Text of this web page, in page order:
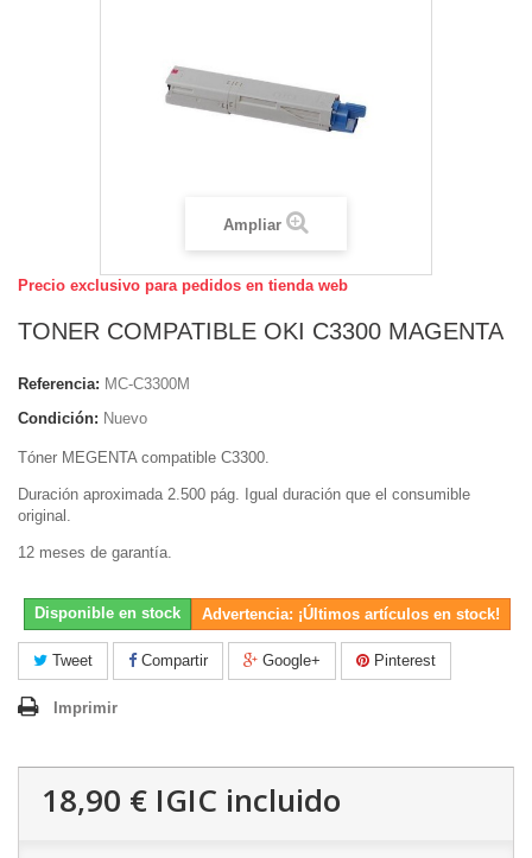
Ampliar
Precio exclusivo para pedidos en tienda web
TONER COMPATIBLE OKI C3300 MAGENTA
Referencia: MC-C3300M
Condición: Nuevo
Tóner MEGENTA compatible C3300.
Duración aproximada 2.500 pág. Igual duración que el consumible
original.
12 meses de garantía.
Disponible en stock Advertencia: ¡Últimos artículos en stock!
Tweet Compartir Google+ Pinterest
Imprimir
18,90 € IGIC incluido